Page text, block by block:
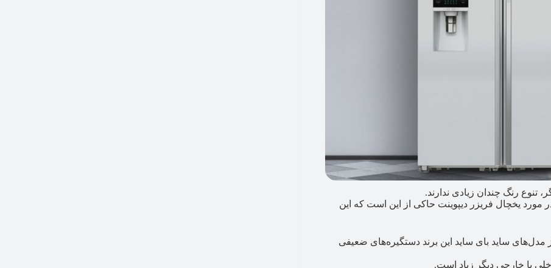
تنوع رنگ چندان زیادی ندارند.
مورد یخچال فریزر دیپوینت حاکی از این است که این
ساید بای ساید این برند دستگیره‌های ضعیفی
یا خارجی دیگر زیاد است.